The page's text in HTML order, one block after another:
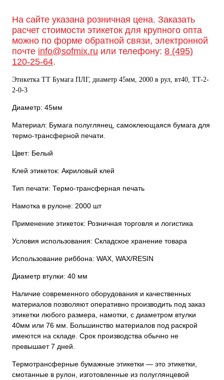
На сайте указана розничная цена. Заказать
расчет стоимости этикеток для крупного опта
можно по форме обратной связи, электронной
почте info@sofmix.ru или телефону: 8 (495)
120-25-64.
Этикетка ТТ Бумага ПЛГ, диаметр 45мм, 2000 в рул, вт40, TT-2-
2-0-3
Диаметр: 45мм
Материал: Бумага полуглянец, самоклеющаяся бумага для
термо-трансферной печати.
Цвет: Белый
Клей этикеток: Акриловый клей
Тип печати: Термо-трансферная печать
Намотка в рулоне: 2000 шт
Применение этикеток: Розничная торговля и логистика
Условия использования: Складское хранение товара
Использование риббона: WAX, WAX/RESIN
Диаметр втулки: 40 мм
Наличие современного оборудования и качественных
материалов позволяют оперативно производить под заказ
этикетки любого размера, намотки, с диаметром втулки
40мм или 76 мм. Большинство материалов под раскрой
имеются на складе. Срок производства обычно не
превышает 7 дней.
Термотрансферные бумажные этикетки — это этикетки,
смотанные в рулон, изготовленные из полуглянцевой